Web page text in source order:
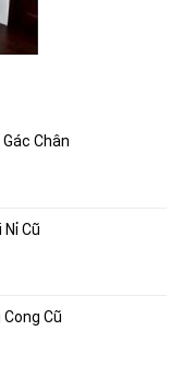
Chân
Cũ
Cũ